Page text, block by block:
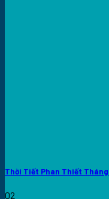
Thời Tiết Phan Thiết
02